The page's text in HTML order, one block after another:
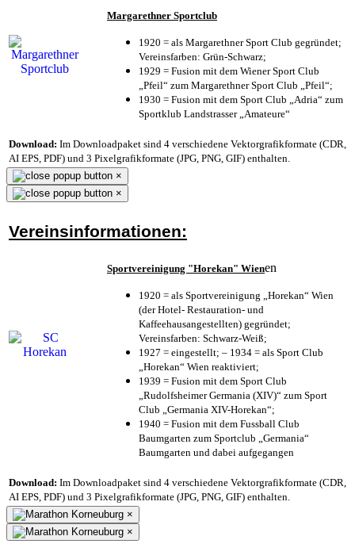
Margarethner Sportclub
1920 = als Margarethner Sport Club gegründet;
Vereinsfarben: Grün-Schwarz;
1929 = Fusion mit dem Wiener Sport Club
„Pfeil“ zum Margarethner Sport Club „Pfeil“;
1930 = Fusion mit dem Sport Club „Adria“ zum
Sportklub Landstrasser „Amateure“
Download: Im Downloadpaket sind 4 verschiedene Vektorgrafikformate (CDR,
AI EPS, PDF) und 3 Pixelgrafikformate (JPG, PNG, GIF) enthalten.
×
×
Vereinsinformationen:
Sportvereinigung "Horekan" Wienen
1920 = als Sportvereinigung „Horekan“ Wien
(der Hotel- Restauration- und
Kaffeehausangestellten) gegründet;
Vereinsfarben: Schwarz-Weiß;
1927 = eingestellt; – 1934 = als Sport Club
„Horekan“ Wien reaktiviert;
1939 = Fusion mit dem Sport Club
„Rudolfsheimer Germania (XIV)“ zum Sport
Club „Germania XIV-Horekan“;
1940 = Fusion mit dem Fussball Club
Baumgarten zum Sportclub „Germania“
Baumgarten und dabei aufgegangen
Download: Im Downloadpaket sind 4 verschiedene Vektorgrafikformate (CDR,
AI EPS, PDF) und 3 Pixelgrafikformate (JPG, PNG, GIF) enthalten.
×
×